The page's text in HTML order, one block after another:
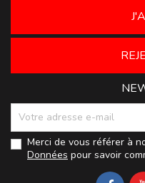
Merci de vous référer à
Données pour savoir